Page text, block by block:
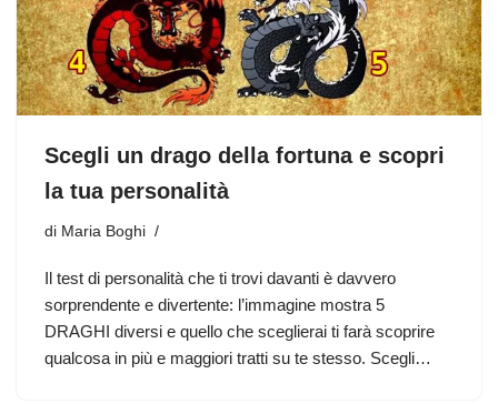
Scegli un drago della fortuna e scopri
la tua personalità
di Maria Boghi
Il test di personalità che ti trovi davanti è davvero
sorprendente e divertente: l’immagine mostra 5
DRAGHI diversi e quello che sceglierai ti farà scoprire
qualcosa in più e maggiori tratti su te stesso. Scegli…